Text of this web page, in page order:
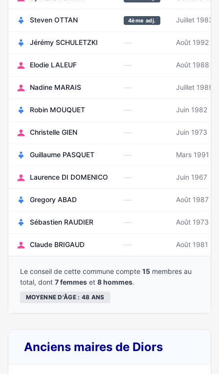
Steven OTTAN 4ème adj. Juillet 1983
Jérémy SCHULETZKI — Août 1992
Elodie LALEUF — Août 1988
Nadine MARAIS — Juillet 1989
Robin MOUQUET — Juin 1982
Christelle GIEN — Juin 1973
Guillaume PASQUET — Mars 1991
Laurence DI DOMENICO — Juin 1967
Gregory ABAD — Août 1987
Sébastien RAUDIER — Août 1973
Claude BRIGAUD — Août 1981
Le conseil de cette commune compte 15 membres au
total, dont 7 femmes et 8 hommes.
MOYENNE D'ÂGE : 48 ANS
Anciens maires de Diors